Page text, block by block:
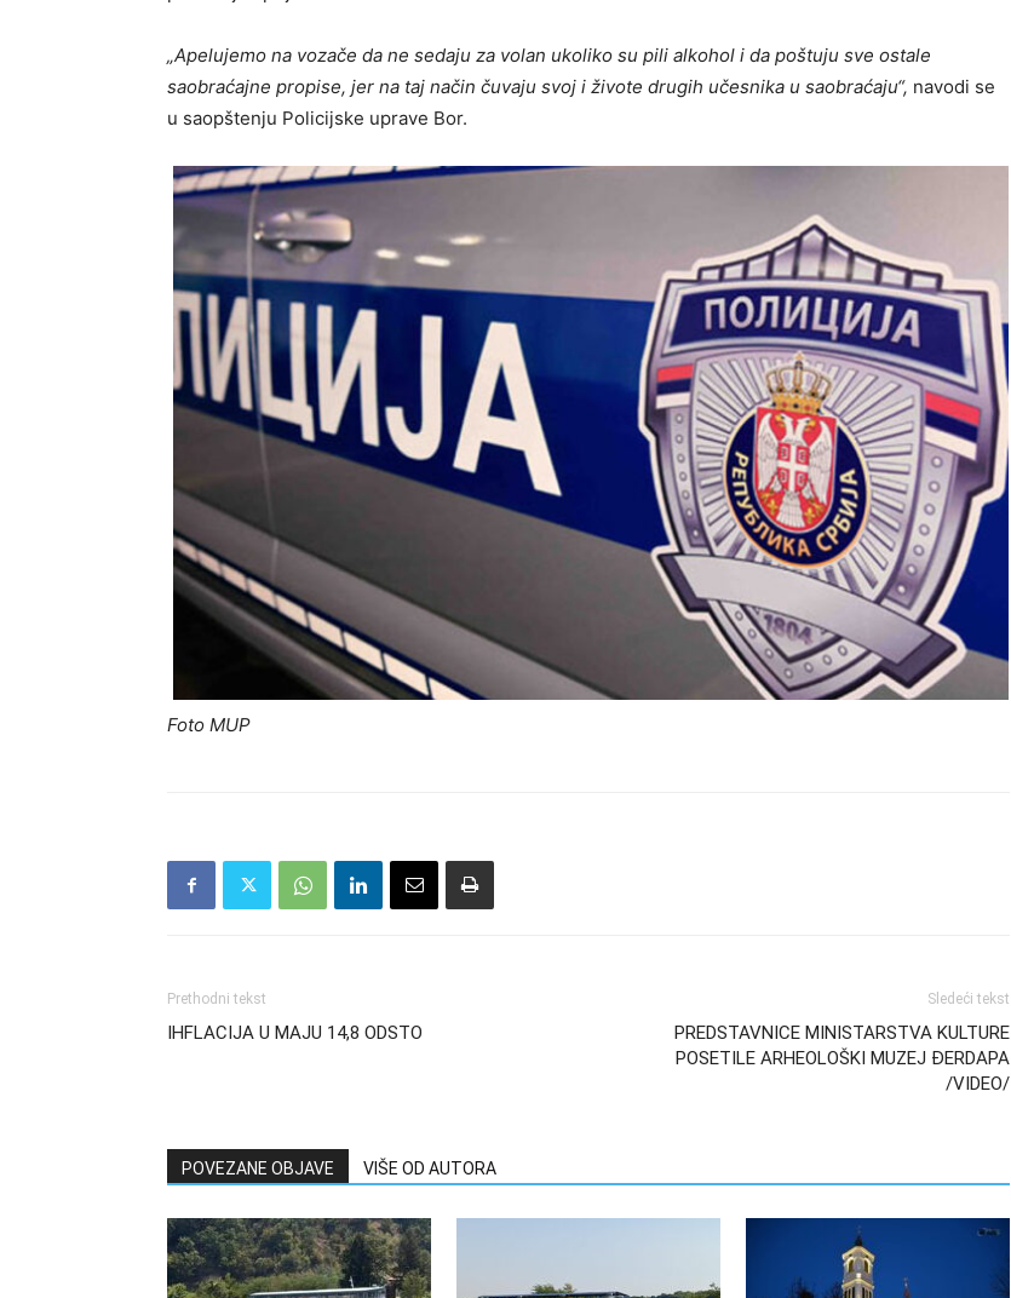
„Apelujemo na vozače da ne sedaju za volan ukoliko su pili alkohol i da poštuju sve ostale
saobraćajne propise, jer na taj način čuvaju svoj i živote drugih učesnika u saobraćaju“, navodi se
u saopštenju Policijske uprave Bor.
Foto MUP
Prethodni tekst
IHFLACIJA U MAJU 14,8 ODSTO
Sledeći tekst
PREDSTAVNICE MINISTARSTVA KULTURE
POSETILE ARHEOLOŠKI MUZEJ ĐERDAPA
/VIDEO/
POVEZANE OBJAVE VIŠE OD AUTORA